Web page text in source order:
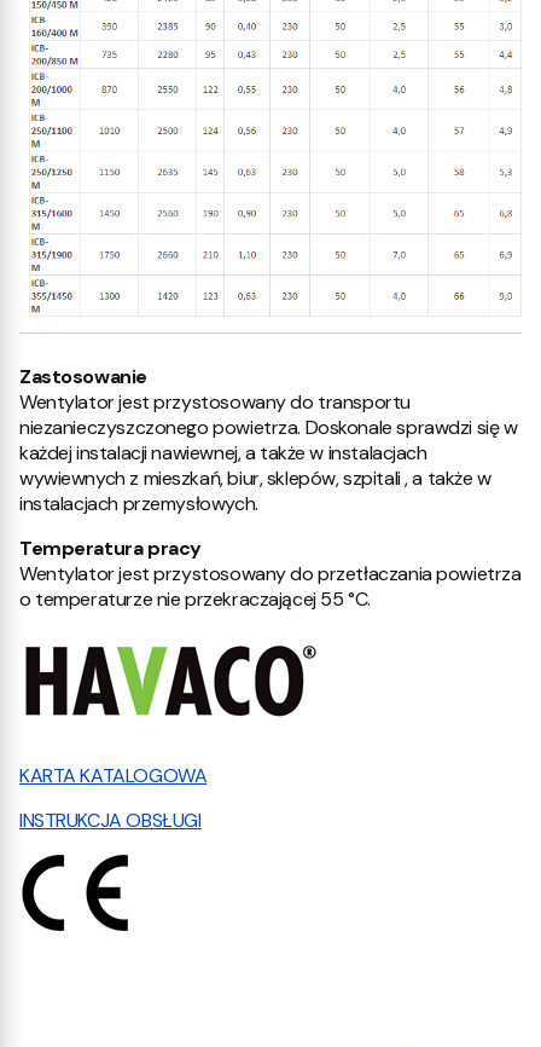
Zastosowanie
Wentylator jest przystosowany do transportu
niezanieczyszczonego powietrza. Doskonale sprawdzi się w
każdej instalacji nawiewnej, a także w instalacjach
wywiewnych z mieszkań, biur, sklepów, szpitali , a także w
instalacjach przemysłowych.
Temperatura pracy
Wentylator jest przystosowany do przetłaczania powietrza
o temperaturze nie przekraczającej 55 °C.
KARTA KATALOGOWA
INSTRUKCJA OBSŁUGI